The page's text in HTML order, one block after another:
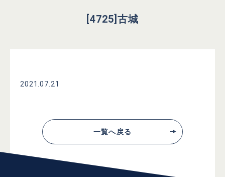
[4725]古城
2021.07.21
一覧へ戻る